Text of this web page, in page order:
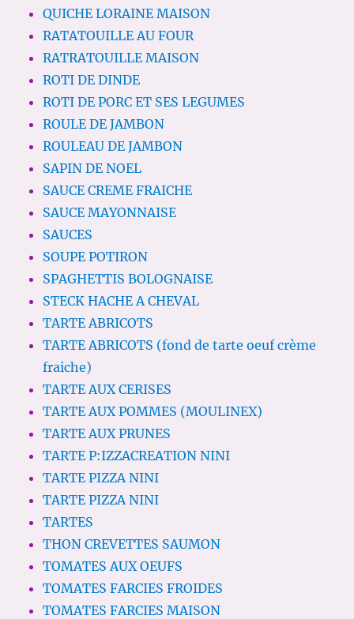
QUICHE LORAINE MAISON
RATATOUILLE AU FOUR
RATRATOUILLE MAISON
ROTI DE DINDE
ROTI DE PORC ET SES LEGUMES
ROULE DE JAMBON
ROULEAU DE JAMBON
SAPIN DE NOEL
SAUCE CREME FRAICHE
SAUCE MAYONNAISE
SAUCES
SOUPE POTIRON
SPAGHETTIS BOLOGNAISE
STECK HACHE A CHEVAL
TARTE ABRICOTS
TARTE ABRICOTS (fond de tarte oeuf crème
fraiche)
TARTE AUX CERISES
TARTE AUX POMMES (MOULINEX)
TARTE AUX PRUNES
TARTE P:IZZACREATION NINI
TARTE PIZZA NINI
TARTE PIZZA NINI
TARTES
THON CREVETTES SAUMON
TOMATES AUX OEUFS
TOMATES FARCIES FROIDES
TOMATES FARCIES MAISON